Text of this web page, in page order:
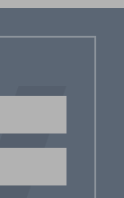
nicht